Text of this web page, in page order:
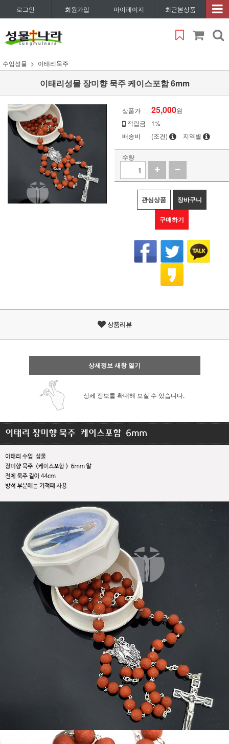
로그인 회원가입 마이페이지 최근본상품
수입성물 이태리묵주
이태리성물 장미향 묵주 케이스포함 6mm
상품가 25,000원
적립금
1%
배송비
(조건) 지역별
수량
관심상품 장바구니
구매하기
상품리뷰
상세정보 새창 열기
상세 정보를 확대해 보실 수 있습니다.